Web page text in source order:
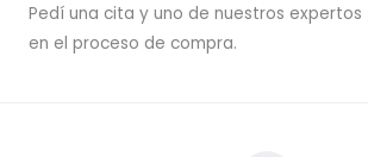
Pedí una cita y uno de nuestros expertos
en el proceso de compra.